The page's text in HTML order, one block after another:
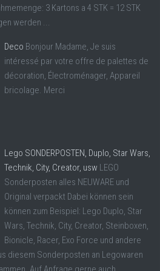
3 Kartons a 4 STK = 12 STK
werden ...
Deco Bonjour Madame, Je suis
intéressé par votre offre de palettes de
décoration, Électroménager, Appareil
bricolage. Merci
Lego SONDERPOSTEN, Duplo, Star Wars,
Technik, City, Creator, usw LEGO
Sonderposten alles NEUWARE und
Original verpackt Dabei können sein
können zum Beispiel: Lego Duplo, Star
Wars, Technik, City, Creator, Steinboxen,
Bionicle, Racer, Exo Force und andere
diesem Sonderposten an Legowaren